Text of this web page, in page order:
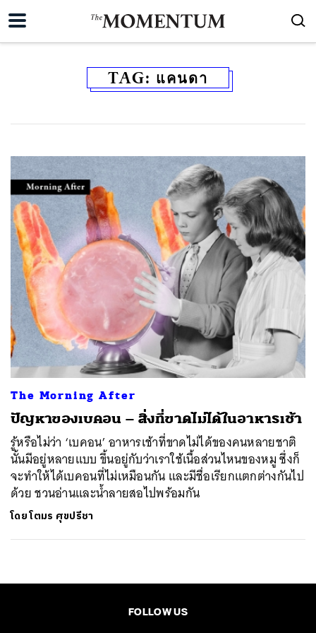
TAG: แคนดา
The Morning After
ปัญหาของเบคอน – สิ่งที่ขาดไม่ได้ในอาหารเช้า
รู้หรือไม่ว่า ‘เบคอน’ อาหารเช้าที่ขาดไม่ได้ของคนหลายชาติ
นั้นมีอยู่หลายแบบ ขึ้นอยู่กับว่าเราใช้เนื้อส่วนไหนของหมู ซึ่งก็
จะทำให้ได้เบคอนที่ไม่เหมือนกัน และมีชื่อเรียกแตกต่างกันไป
ด้วย ชวนอ่านและน้ำลายสอไปพร้อมกัน
โดยโตมร ศุขปรีชา
FOLLOW US
ค้นหา
SHARE TWEET LINE EMAIL